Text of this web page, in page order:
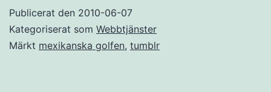
Publicerat den 2010-06-07
Kategoriserat som Webbtjänster
Märkt mexikanska golfen, tumblr